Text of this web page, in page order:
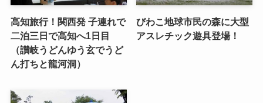
高知旅行！関西発 子連れで
二泊三日で高知へ1日目
（讃岐うどんゆう玄でうど
ん打ちと龍河洞）
びわこ地球市民の森に大型
アスレチック遊具登場！